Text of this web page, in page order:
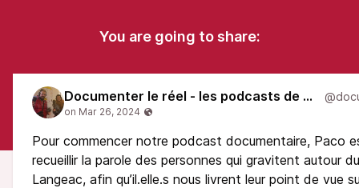
You are going to share:
Documenter le réel - les podcasts de LARS'N
Pour commencer notre podcast documentaire, Paco
recueillir la parole des personnes qui gravitent autour
Langeac, afin qu’il.elle.s nous livrent leur point de vue